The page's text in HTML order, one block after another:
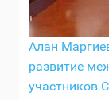
Алан
развитие
участников